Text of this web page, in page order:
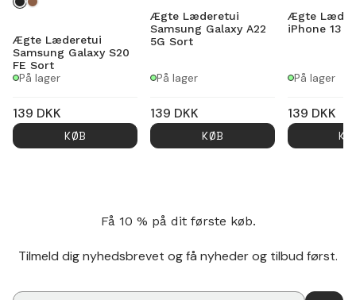
Ægte Læderetui
Samsung Galaxy S20
FE Sort
På lager
139 DKK
KØB
Ægte Læderetui
Samsung Galaxy A22
5G Sort
På lager
139 DKK
KØB
Ægte
iPhone 13
På lager
139 DKK
Få 10 % på dit første køb.
Tilmeld dig nyhedsbrevet og få nyheder og tilbud først.